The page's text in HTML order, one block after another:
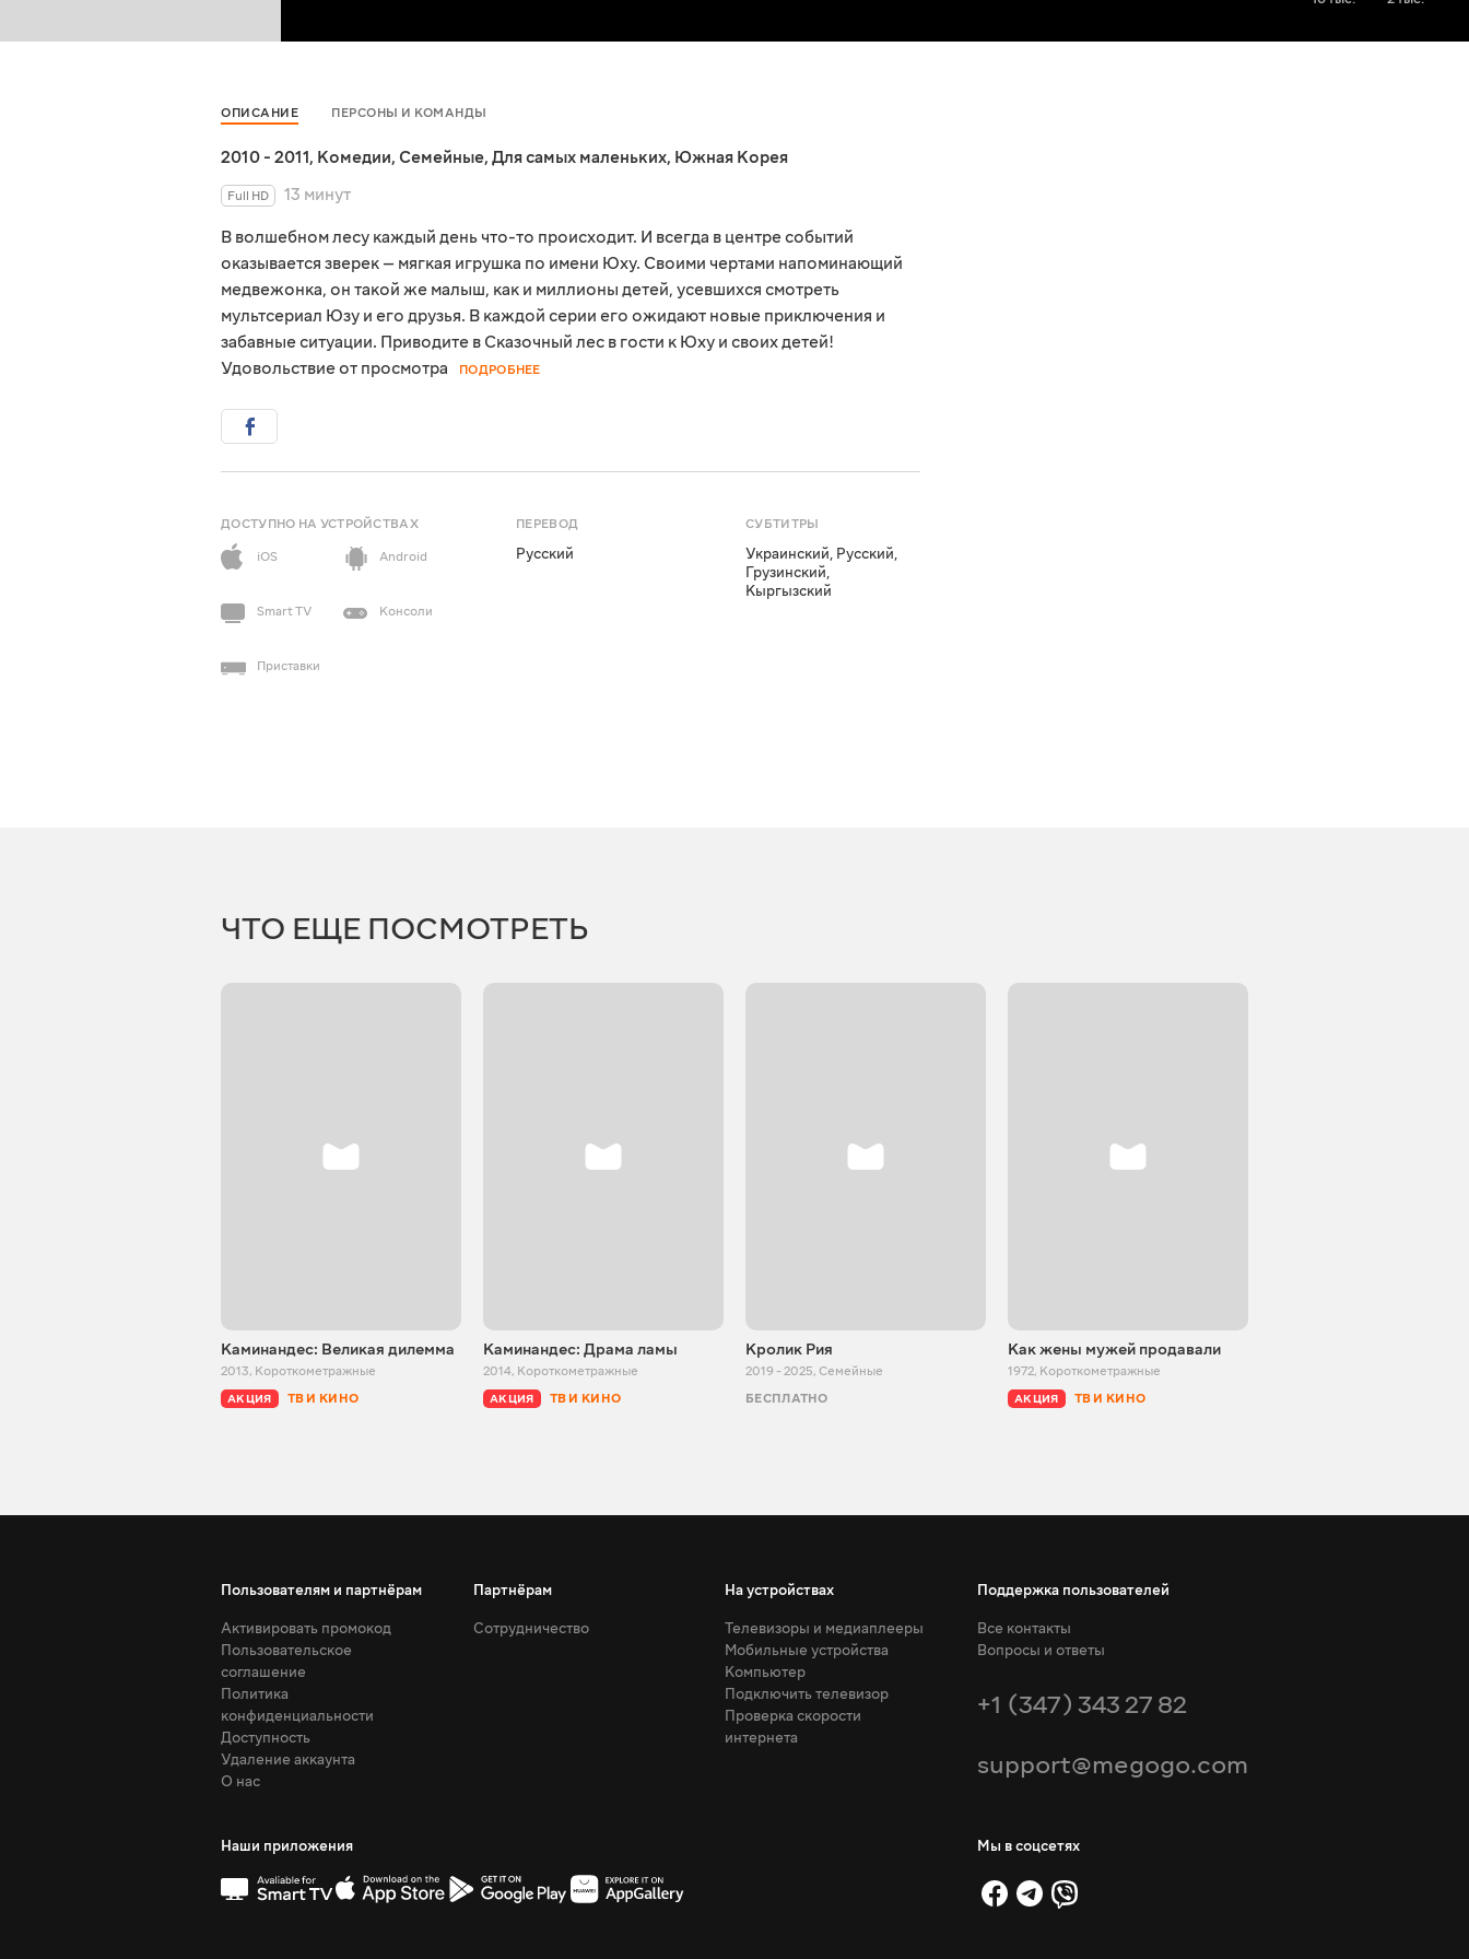
ОПИСАНИЕ ПЕРСОНЫ И КОМАНДЫ
2010 - 2011, Комедии, Семейные, Для самых маленьких, Южная Корея
Full HD
13 минут
В волшебном лесу каждый день что-то происходит. И всегда в центре событий
оказывается зверек — мягкая игрушка по имени Юху. Своими чертами напоминающий
медвежонка, он такой же малыш, как и миллионы детей, усевшихся смотреть
мультсериал Юзу и его друзья. В каждой серии его ожидают новые приключения и
забавные ситуации. Приводите в Сказочный лес в гости к Юху и своих детей!
Удовольствие от просмотра
ПОДРОБНЕЕ
ДОСТУПНО НА УСТРОЙСТВАХ
iOS
Android
Smart TV Консоли
Приставки
ПЕРЕВОД
Русский
СУБТИТРЫ
Украинский, Русский,
Грузинский,
Кыргызский
ЧТО ЕЩЕ ПОСМОТРЕТЬ
Каминандес: Великая дилемма
2013, Короткометражные
АКЦИЯ ТВ И КИНО
Каминандес: Драма ламы
2014, Короткометражные
АКЦИЯ ТВ И КИНО
Кролик Рия
2019 - 2025, Семейные
БЕСПЛАТНО
Как жены мужей продавали
1972, Короткометражные
АКЦИЯ ТВ И КИНО
Пользователям и партнёрам
Активировать промокод
Пользовательское
соглашение
Политика
конфиденциальности
Доступность
Удаление аккаунта
О нас
Партнёрам
Сотрудничество
На устройствах
Телевизоры и медиаплееры
Мобильные устройства
Компьютер
Подключить телевизор
Проверка скорости
интернета
Поддержка пользователей
Все контакты
Вопросы и ответы
+1 (347) 343 27 82
support@megogo.com
Наши приложения Мы в соцсетях